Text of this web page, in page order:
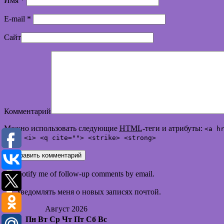
E-mail *
Сайт
Комментарий
Можно использовать следующие HTML-теги и атрибуты: <a
<em> <i> <q cite=""> <strike> <strong>
Notify me of follow-up comments by email.
Уведомлять меня о новых записях почтой.
Август 2026
Пн Вт Ср Чт Пт Сб Вс